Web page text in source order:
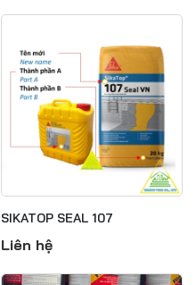
SIKATOP SEAL 107
Liên hệ